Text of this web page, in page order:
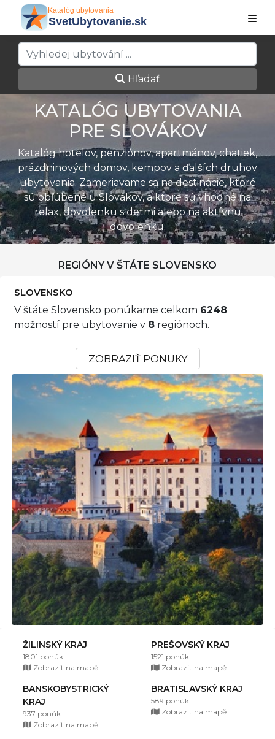
Hľadať
KATALÓG UBYTOVANIA
PRE SLOVÁKOV
Katalóg hotelov, penziónov, apartmánov, chatiek,
prázdninových domov, kempov a ďalších druhov
ubytovania. Zameriavame sa na destinácie, ktoré
sú obľúbené u Slovákov, a ktoré sú vhodné na
relax, dovolenku s deťmi alebo na aktívnu
dovolenku.
REGIÓNY V ŠTÁTE SLOVENSKO
SLOVENSKO
V štáte Slovensko ponúkame celkom 6248
možností pre ubytovanie v 8 regiónoch.
ZOBRAZIŤ PONUKY
ŽILINSKÝ KRAJ
1801 ponúk
Zobrazit na mapě
PREŠOVSKÝ KRAJ
1521 ponúk
Zobrazit na mapě
BANSKOBYSTRICKÝ
KRAJ
937 ponúk
Zobrazit na mapě
BRATISLAVSKÝ KRAJ
589 ponúk
Zobrazit na mapě